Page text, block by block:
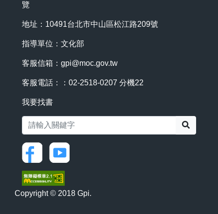
覽
地址：10491台北市中山區松江路209號
指導單位：文化部
客服信箱： gpi@moc.gov.tw
客服電話：：02-2518-0207 分機22
我要找書
Copyright © 2018 Gpi.